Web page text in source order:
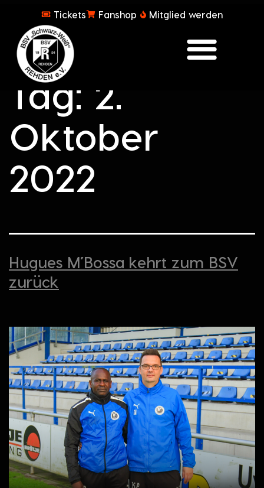
Tickets Fanshop Mitglied werden
Tag: 2.
Oktober
2022
Hugues M’Bossa kehrt zum BSV
zurück